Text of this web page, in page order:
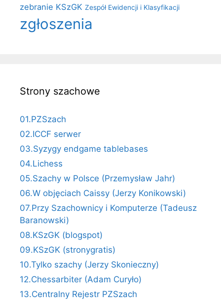
zebranie KSzGK Zespół Ewidencji i Klasyfikacji
zgłoszenia
Strony szachowe
01.PZSzach
02.ICCF serwer
03.Syzygy endgame tablebases
04.Lichess
05.Szachy w Polsce (Przemysław Jahr)
06.W objęciach Caissy (Jerzy Konikowski)
07.Przy Szachownicy i Komputerze (Tadeusz
Baranowski)
08.KSzGK (blogspot)
09.KSzGK (stronygratis)
10.Tylko szachy (Jerzy Skonieczny)
12.Chessarbiter (Adam Curyło)
13.Centralny Rejestr PZSzach